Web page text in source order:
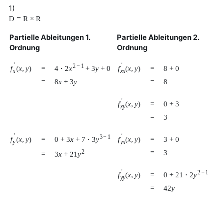
1)
D = R × R
Partielle Ableitungen 1.
Ordnung
Partielle Ableitungen 2.
Ordnung
f ′
x(x, y) = 4 ⋅ 2x2− 1 + 3y + 0
=
8x + 3y
f ′
xx(x, y) = 8 + 0
=
8
f ′
xy(x, y) = 0 + 3
=
3
f ′
y(x, y) = 0 + 3x + 7 ⋅ 3y3− 1
= 3x + 21y2
f ′
yx(x, y) = 3 + 0
=
3
f ′
yy(x, y) = 0 + 21 ⋅ 2y2−1
= 42y